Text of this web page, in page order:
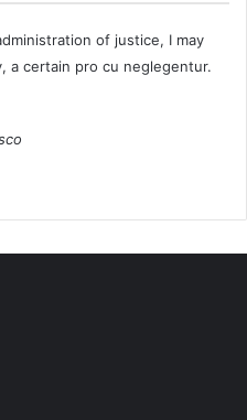
of justice, I may
a certain pro cu neglegentur.